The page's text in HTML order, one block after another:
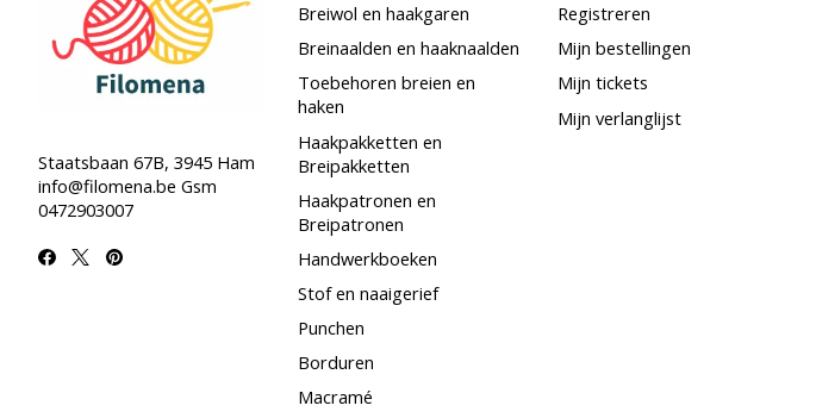
Staatsbaan 67B, 3945 Ham
info@filomena.be Gsm
0472903007
Breiwol en haakgaren
Breinaalden en haaknaalden
Toebehoren breien en
haken
Haakpakketten en
Breipakketten
Haakpatronen en
Breipatronen
Handwerkboeken
Stof en naaigerief
Punchen
Borduren
Macramé
Registreren
Mijn bestellingen
Mijn tickets
Mijn verlanglijst